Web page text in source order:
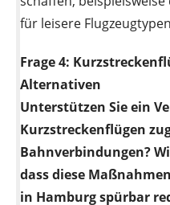
für leisere
Frage 4:
Alternativen
Unterstützen Sie ein
Kurzstreckenflügen
Bahnverbindungen?
dass diese
in Hamburg spürbar